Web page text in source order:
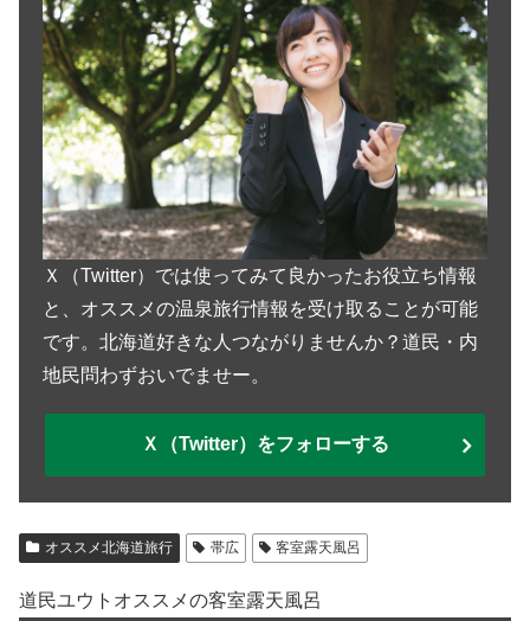
Ｘ（Twitter）では使ってみて良かったお役立ち情報
と、オススメの温泉旅行情報を受け取ることが可能
です。北海道好きな人つながりませんか？道民・内
地民問わずおいでませー。
Ｘ（Twitter）をフォローする
オススメ北海道旅行 帯広 客室露天風呂
道民ユウトオススメの客室露天風呂